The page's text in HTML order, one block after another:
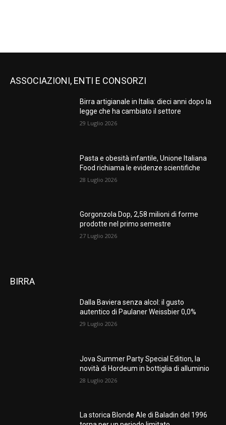
ASSOCIAZIONI, ENTI E CONSORZI
Birra artigianale in Italia: dieci anni dopo la
legge che ha cambiato il settore
29 Luglio 2026
Pasta e obesità infantile, Unione Italiana
Food richiama le evidenze scientifiche
28 Luglio 2026
Gorgonzola Dop, 2,58 milioni di forme
prodotte nel primo semestre
27 Luglio 2026
BIRRA
Dalla Baviera senza alcol: il gusto
autentico di Paulaner Weissbier 0,0%
29 Luglio 2026
Jova Summer Party Special Edition, la
novità di Hordeum in bottiglia di alluminio
28 Luglio 2026
La storica Blonde Ale di Baladin del 1996